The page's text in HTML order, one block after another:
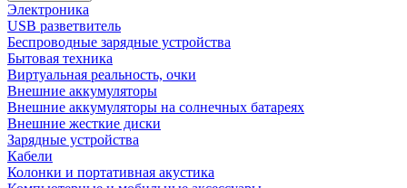
Электроника
USB разветвитель
Беспроводные зарядные устройства
Бытовая техника
Виртуальная реальность, очки
Внешние аккумуляторы
Внешние аккумуляторы на солнечных батареях
Внешние жесткие диски
Зарядные устройства
Кабели
Колонки и портативная акустика